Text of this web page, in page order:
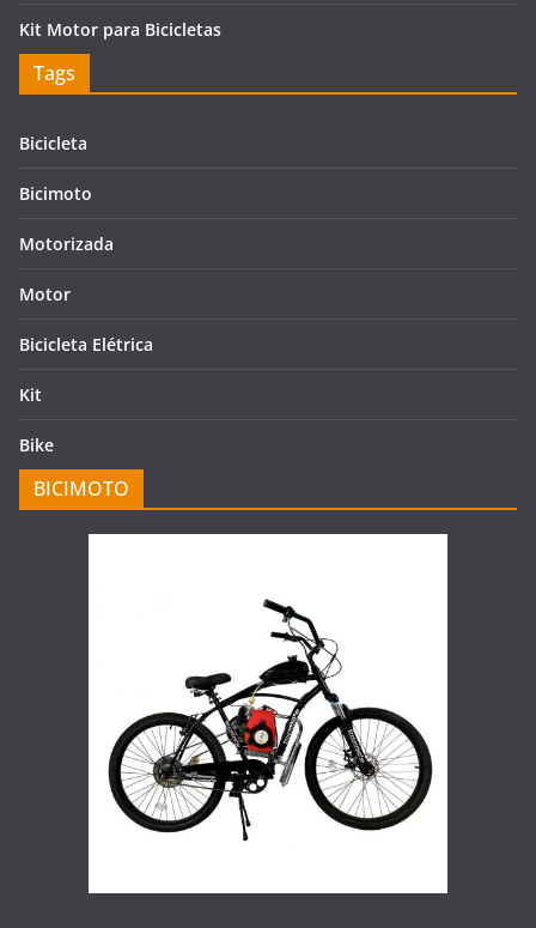
Kit Motor para Bicicletas
Tags
Bicicleta
Bicimoto
Motorizada
Motor
Bicicleta Elétrica
Kit
Bike
BICIMOTO